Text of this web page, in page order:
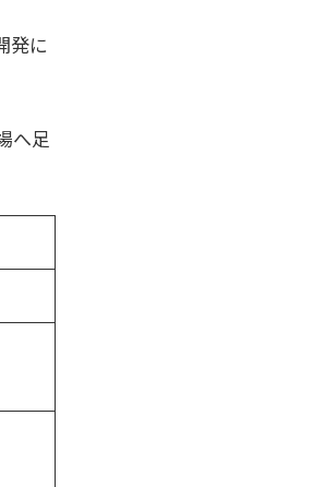
発に
へ足